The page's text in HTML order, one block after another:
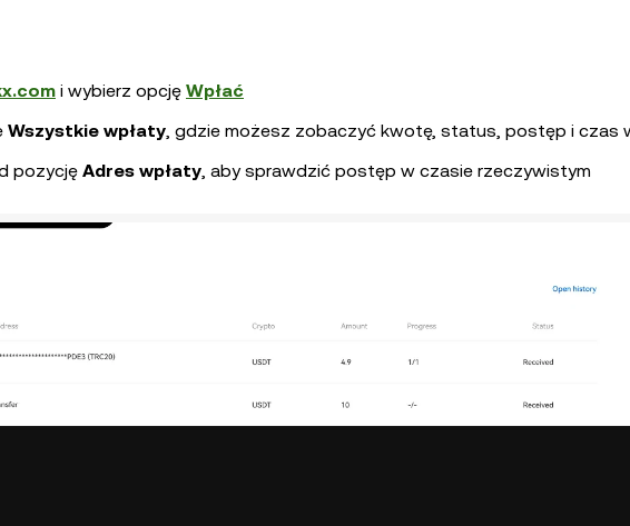
i wybierz opcję Wpłać
Wszystkie wpłaty, gdzie możesz zobaczyć kwotę, status, postęp i czas
pozycję Adres wpłaty, aby sprawdzić postęp w czasie rzeczywistym